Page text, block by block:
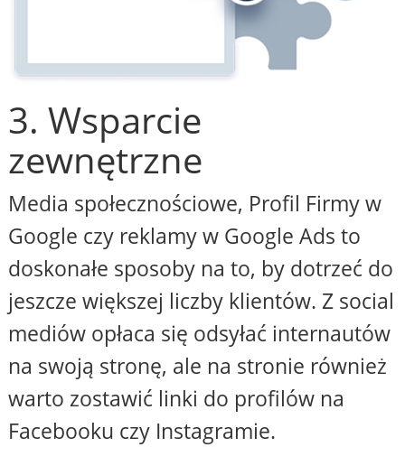
3. Wsparcie
zewnętrzne
Media społecznościowe, Profil Firmy w
Google czy reklamy w Google Ads to
doskonałe sposoby na to, by dotrzeć do
jeszcze większej liczby klientów. Z social
mediów opłaca się odsyłać internautów
na swoją stronę, ale na stronie również
warto zostawić linki do profilów na
Facebooku czy Instagramie.